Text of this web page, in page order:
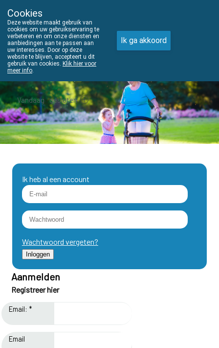
011610303
Vandaag gesloten
Ik heb al een account
Wachtwoord vergeten?
Aanmelden
Registreer hier
Email: *
Email
Cookies
Deze website maakt gebruik van
cookies om uw gebruikservaring te
verbeteren en om onze diensten en
aanbiedingen aan te passen aan
uw interesses. Door op deze
website te blijven, accepteert u dit
gebruik van cookies. Klik hier voor
meer info.
Ik ga akkoord